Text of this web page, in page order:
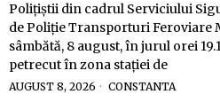
Polițiștii din cadrul Serviciului
de Poliție Transporturi Feroviare
sâmbătă, 8 august, în jurul orei
petrecut în zona stației de
AUGUST 8, 2026 CONSTANTA